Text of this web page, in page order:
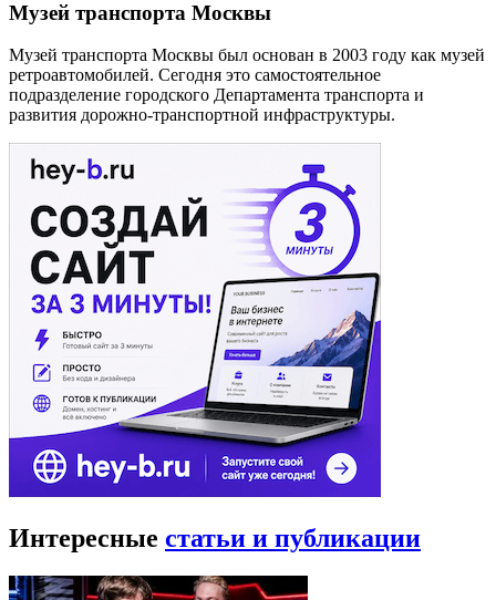
Музей транспорта Москвы
Музей транспорта Москвы был основан в 2003 году как музей
ретроавтомобилей. Сегодня это самостоятельное
подразделение городского Департамента транспорта и
развития дорожно-транспортной инфраструктуры.
Интересные статьи и публикации